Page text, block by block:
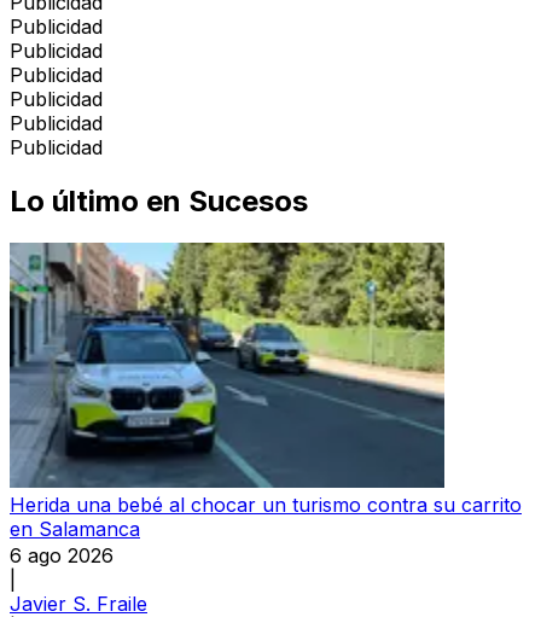
Publicidad
Publicidad
Publicidad
Publicidad
Publicidad
Publicidad
Lo último en Sucesos
Herida una bebé al chocar un turismo contra su carrito
en Salamanca
6 ago 2026
Javier S. Fraile